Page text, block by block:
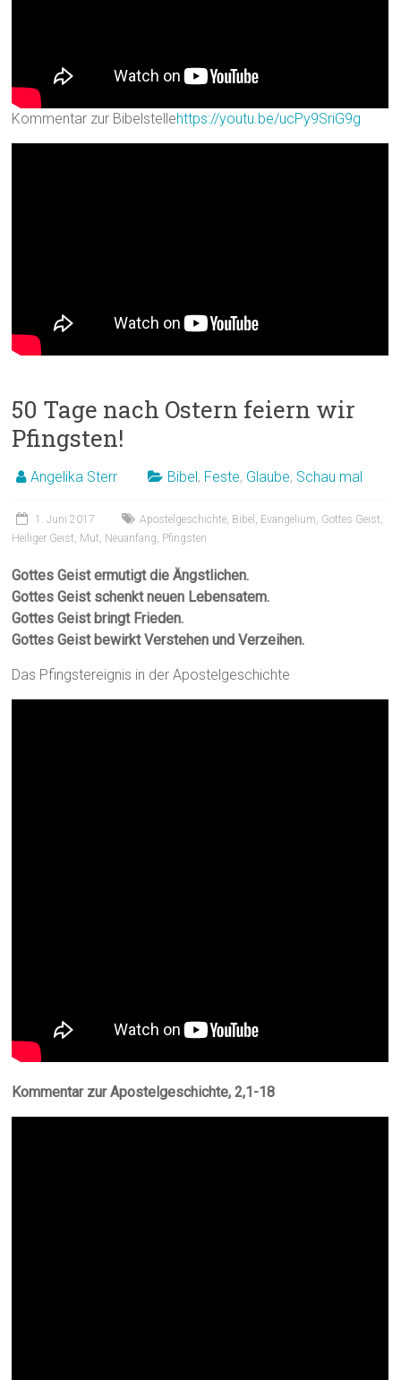
Kommentar zur Bibelstellehttps://youtu.be/ucPy9SriG9g
50 Tage nach Ostern feiern wir
Pfingsten!
Angelika Sterr Bibel , Feste, Glaube, Schau mal
1. Juni 2017 Apostelgeschichte, Bibel , Evangelium, Gottes Geist,
Heiliger Geist, Mut, Neuanfang, Pfingsten
Gottes Geist ermutigt die Ängstlichen.
Gottes Geist schenkt neuen Lebensatem.
Gottes Geist bringt Frieden.
Gottes Geist bewirkt Verstehen und Verzeihen.
Das Pfingstereignis in der Apostelgeschichte
Kommentar zur Apostelgeschichte, 2,1-18